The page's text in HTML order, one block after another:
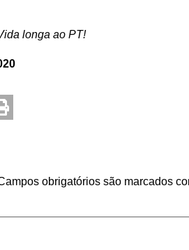
longa ao PT!
obrigatórios são marcados